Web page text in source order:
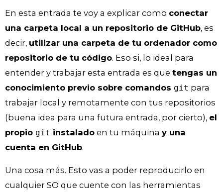
En esta entrada te voy a explicar como conectar
una carpeta local a un repositorio de GitHub, es
decir, utilizar una carpeta de tu ordenador como
repositorio de tu código. Eso si, lo ideal para
entender y trabajar esta entrada es que tengas un
conocimiento previo sobre comandos git para
trabajar local y remotamente con tus repositorios
(buena idea para una futura entrada, por cierto), el
propio git instalado en tu máquina y una
cuenta en GitHub.
Una cosa más. Esto vas a poder reproducirlo en
cualquier SO que cuente con las herramientas